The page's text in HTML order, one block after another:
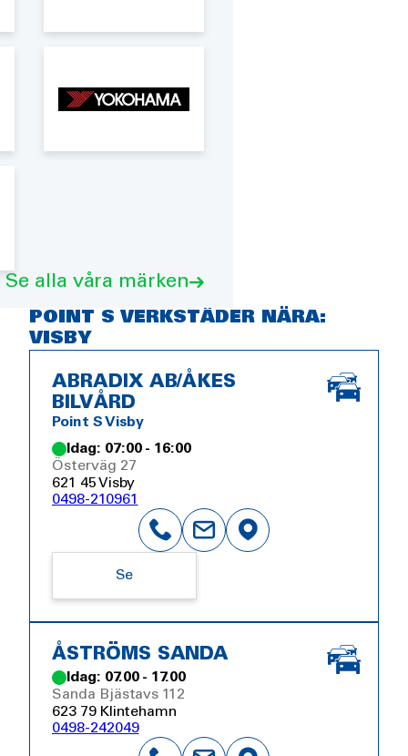
Se alla våra märken
POINT S VERKSTÄDER NÄRA:
VISBY
ABRADIX AB/ÅKES
BILVÅRD
Point S Visby
Idag: 07:00 - 16:00
Österväg 27
621 45 Visby
0498-210961
Se
ÅSTRÖMS SANDA
Idag: 07.00 - 17.00
Sanda Bjästavs 112
623 79 Klintehamn
0498-242049